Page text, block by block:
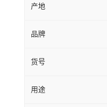
产地
品牌
货号
用途